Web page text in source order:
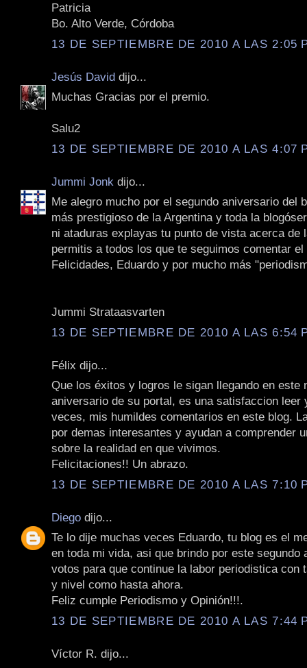
Patricia
Bo. Alto Verde, Córdoba
13 DE SEPTIEMBRE DE 2010 A LAS 2:05
Jesús David dijo...
Muchas Gracias por el premio.
Salu2
13 DE SEPTIEMBRE DE 2010 A LAS 4:07
Jummi Jonk dijo...
Me alegro mucho por el segundo aniversario del
más prestigioso de la Argentina y toda la
ni ataduras explayas tu punto de vista acerca de
permitis a todos los que te seguimos comentar el
Felicidades, Eduardo y por mucho más
Jummi Strataasvarten
13 DE SEPTIEMBRE DE 2010 A LAS 6:54
Félix dijo...
Que los éxitos y logros le sigan llegando en este
aniversario de su portal, es una satisfaccion leer
veces, mis humildes comentarios en este blog.
por demas interesantes y ayudan a comprender
sobre la realidad en que vivimos.
Felicitaciones!! Un abrazo.
13 DE SEPTIEMBRE DE 2010 A LAS 7:10
Diego dijo...
Te lo dije muchas veces Eduardo, tu blog es el
en toda mi vida, asi que brindo por este segundo
votos para que continue la labor periodistica con
y nivel como hasta ahora.
Feliz cumple Periodismo y Opinión!!!.
13 DE SEPTIEMBRE DE 2010 A LAS 7:44
Víctor R. dijo...